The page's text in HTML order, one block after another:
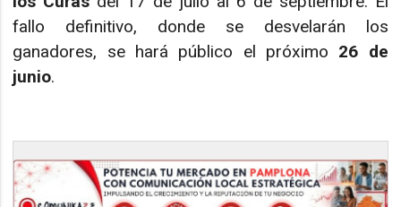
fallo definitivo, donde se desvelarán los
ganadores, se hará público el próximo 26 de
junio.